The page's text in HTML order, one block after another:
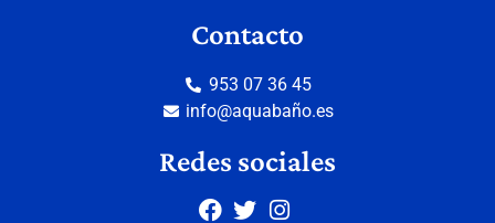
Contacto
953 07 36 45
info@aquabaño.es
Redes sociales